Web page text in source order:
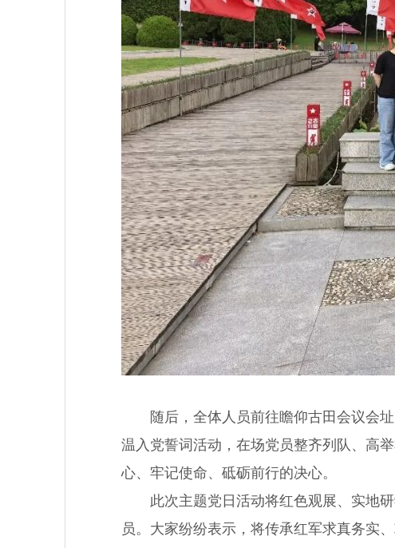
随后，全体人员前往瞻仰古田会议会址
温入党誓词活动，在场党员整齐列队、高
心、牢记使命、砥砺前行的决心。
此次主题党日活动将红色观展、实地研
员。大家纷纷表示，将传承红军求真务实